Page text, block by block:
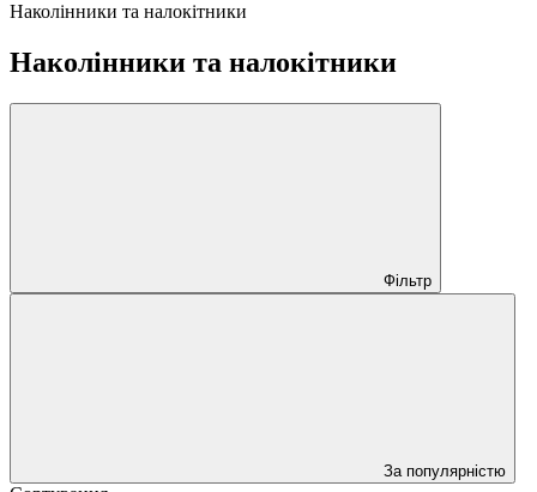
Наколінники та налокітники
Наколінники та налокітники
Фільтр
За популярністю